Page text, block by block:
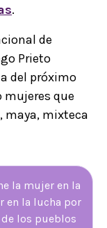
.
de
Prieto
del próximo
que
maya, mixteca
la mujer en la
en la lucha por
los pueblos